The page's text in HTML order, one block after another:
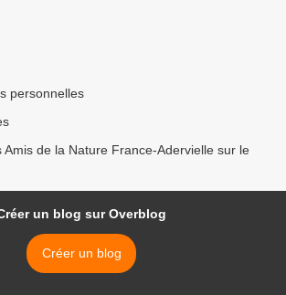
personnelles
Amis de la Nature France-Adervielle sur le
un blog sur Overblog
Créer un blog